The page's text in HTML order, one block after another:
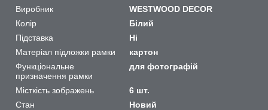
Виробник
WESTWOOD DECOR
Колір
Білий
Підставка
Ні
Матеріал підложки рамки
картон
Функціональне
призначення рамки
для фотографій
Місткість зображень
6 шт.
Стан
Новий